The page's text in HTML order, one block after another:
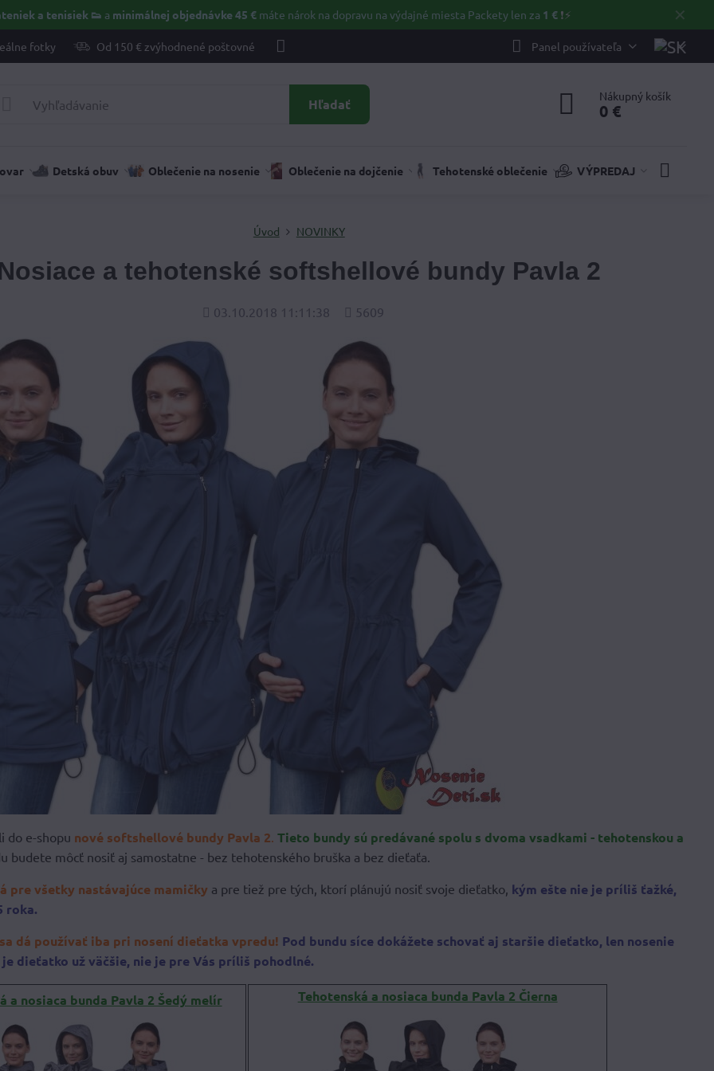
✕
a tenisiek 👟 a minimálnej objednávke 45 €máte nárok na dopravu na výdajné miesta Packety len za 1 €❗⚡️
fotky Od 150 € zvýhodnené poštovné Panel používateľa
Hľadať Nákupný košík
0 €
Detská obuv Oblečenie na nosenie Oblečenie na dojčenie Tehotenské oblečenie VÝPREDAJ
Úvod NOVINKY
a tehotenské softshellové bundy Pavla 2
Pridané
03.10.2018 11:11:38
Počet
5609
do e-shopu nové softshellové bundy Pavla 2. Tieto bundy sú predávané spolu s dvoma vsadkami - tehotenskou a
budete môcť nosiť aj samostatne - bez tehotenského bruška a bez dieťaťa.
pre všetky nastávajúce mamičky a pre tiež pre tých, ktorí plánujú nosiť svoje dieťatko, kým ešte nie je príliš ťažké,
roka.
dá používať iba pri nosení dieťatka vpredu! Pod bundu síce dokážete schovať aj staršie dieťatko, len nosenie
dieťatko už väčšie, nie je pre Vás príliš pohodlné.
a nosiaca bunda Pavla 2 Šedý melír Tehotenská a nosiaca bunda Pavla 2 Čierna